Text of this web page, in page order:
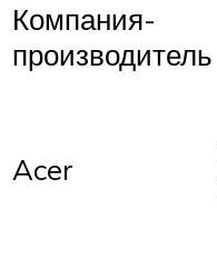
Компания-
производитель
Acer